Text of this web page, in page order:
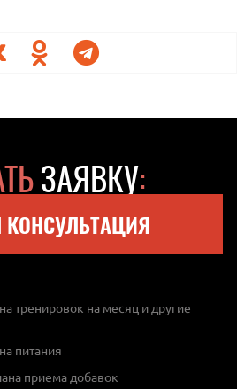
ЗАЯВКУ:
тренировок на месяц и другие
питания
приема добавок